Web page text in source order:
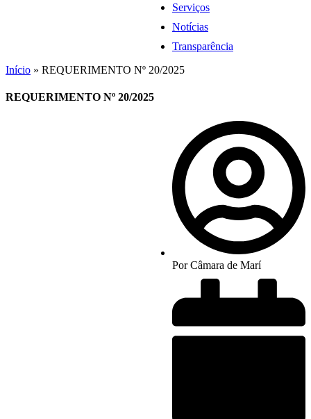
Serviços
Notícias
Transparência
Início » REQUERIMENTO Nº 20/2025
REQUERIMENTO Nº 20/2025
PorCâmara de Marí